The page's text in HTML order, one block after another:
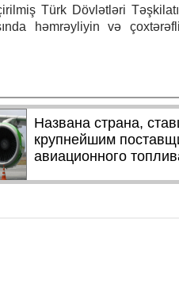
Türk Dövlətləri
həmrəyliyin və çoxtərəfli